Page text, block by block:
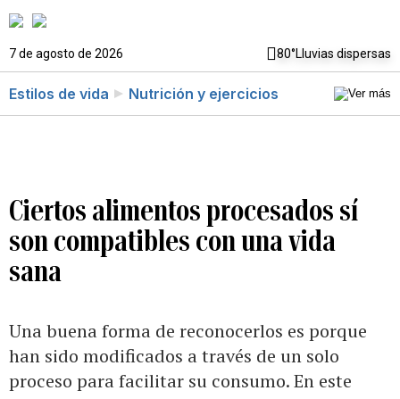
7 de agosto de 2026 80°Lluvias dispersas
Estilos de vida Nutrición y ejercicios
Ciertos alimentos procesados sí
son compatibles con una vida
sana
Una buena forma de reconocerlos es porque
han sido modificados a través de un solo
proceso para facilitar su consumo. En este